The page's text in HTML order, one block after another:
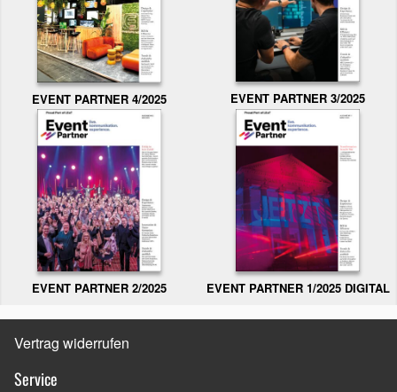
EVENT PARTNER 4/2025 EVENT PARTNER 3/2025
EVENT PARTNER 2/2025 EVENT PARTNER 1/2025 DIGITAL
Vertrag widerrufen
Service